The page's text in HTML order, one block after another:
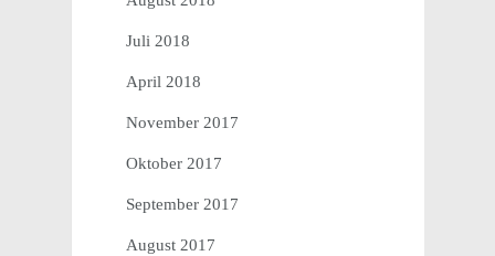
Juli 2018
April 2018
November 2017
Oktober 2017
September 2017
August 2017